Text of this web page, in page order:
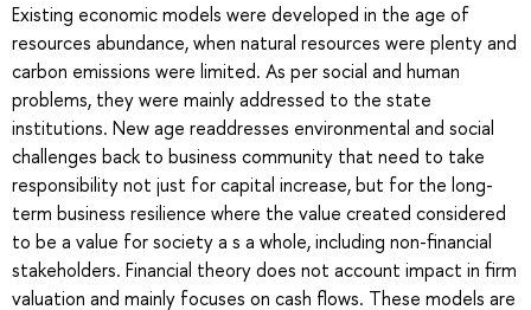
Existing economic models were developed in the age of
resources abundance, when natural resources were plenty and
carbon emissions were limited. As per social and human
problems, they were mainly addressed to the state
institutions. New age readdresses environmental and social
challenges back to business community that need to take
responsibility not just for capital increase, but for the long-
term business resilience where the value created considered
to be a value for society a s a whole, including non-financial
stakeholders. Financial theory does not account impact in firm
valuation and mainly focuses on cash flows. These models are